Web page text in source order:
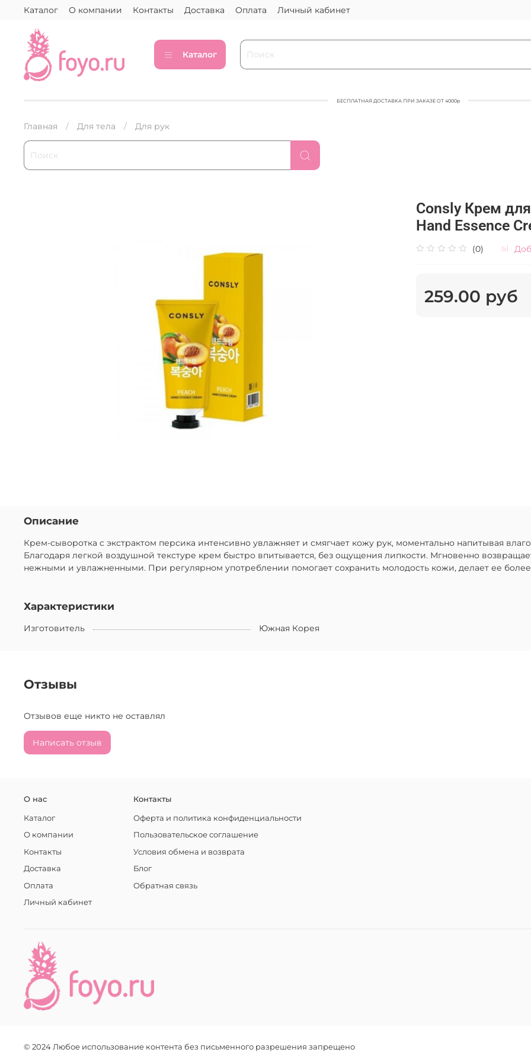
Каталог О компании Контакты Доставка Оплата Личный кабинет
Каталог
БЕСПЛАТНАЯ ДОСТАВКА ПРИ ЗАКАЗЕ ОТ 4000р
Главная Для тела Для рук
Consly Крем
Hand Essence
(0)
259.00 руб
Описание
Крем-сыворотка с экстрактом персика интенсивно увлажняет и смягчает кожу рук, моментально напитывая
Благодаря легкой воздушной текстуре крем быстро впитывается, без ощущения липкости. Мгновенно
нежными и увлажненными. При регулярном употреблении помогает сохранить молодость кожи, делает ее более
Характеристики
Изготовитель Южная Корея
Отзывы
Отзывов еще никто не оставлял
Написать отзыв
О нас
Каталог
О компании
Контакты
Доставка
Оплата
Личный кабинет
Контакты
Оферта и политика конфиденциальности
Пользовательское соглашение
Условия обмена и возврата
Блог
Обратная связь
© 2024 Любое использование контента без письменного разрешения запрещено